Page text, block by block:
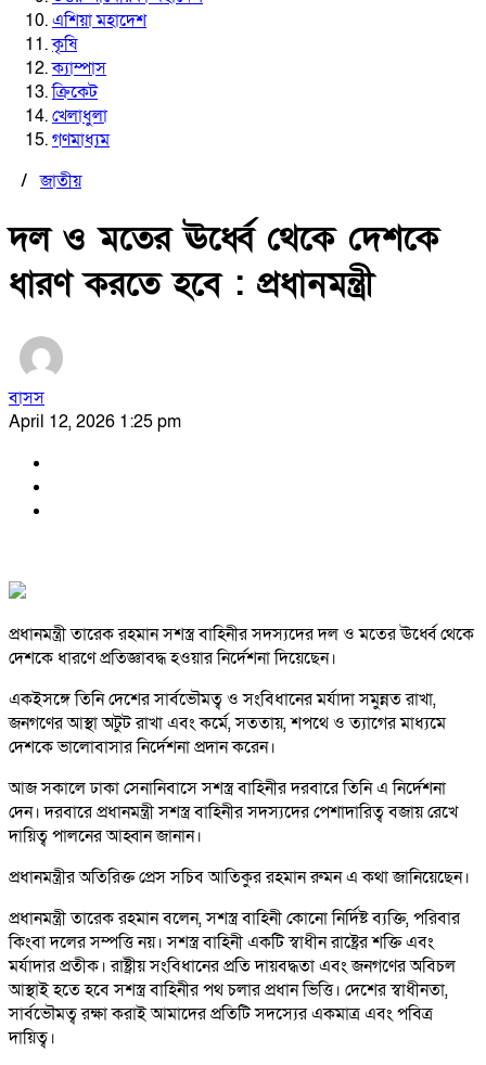
এশিয়া মহাদেশ
কৃষি
ক্যাম্পাস
ক্রিকেট
খেলাধুলা
গণমাধ্যম
/জাতীয়
দল ও মতের ঊর্ধ্বে থেকে দেশকে
ধারণ করতে হবে : প্রধানমন্ত্রী
বাসস
April 12, 2026 1:25 pm
প্রধানমন্ত্রী তারেক রহমান সশস্ত্র বাহিনীর সদস্যদের দল ও মতের ঊর্ধ্বে থেকে
দেশকে ধারণে প্রতিজ্ঞাবদ্ধ হওয়ার নির্দেশনা দিয়েছেন।
একইসঙ্গে তিনি দেশের সার্বভৌমত্ব ও সংবিধানের মর্যাদা সমুন্নত রাখা,
জনগণের আস্থা অটুট রাখা এবং কর্মে, সততায়, শপথে ও ত্যাগের মাধ্যমে
দেশকে ভালোবাসার নির্দেশনা প্রদান করেন।
আজ সকালে ঢাকা সেনানিবাসে সশস্ত্র বাহিনীর দরবারে তিনি এ নির্দেশনা
দেন। দরবারে প্রধানমন্ত্রী সশস্ত্র বাহিনীর সদস্যদের পেশাদারিত্ব বজায় রেখে
দায়িত্ব পালনের আহ্বান জানান।
প্রধানমন্ত্রীর অতিরিক্ত প্রেস সচিব আতিকুর রহমান রুমন এ কথা জানিয়েছেন।
প্রধানমন্ত্রী তারেক রহমান বলেন, সশস্ত্র বাহিনী কোনো নির্দিষ্ট ব্যক্তি, পরিবার
কিংবা দলের সম্পত্তি নয়। সশস্ত্র বাহিনী একটি স্বাধীন রাষ্ট্রের শক্তি এবং
মর্যাদার প্রতীক। রাষ্ট্রীয় সংবিধানের প্রতি দায়বদ্ধতা এবং জনগণের অবিচল
আস্থাই হতে হবে সশস্ত্র বাহিনীর পথ চলার প্রধান ভিত্তি। দেশের স্বাধীনতা,
সার্বভৌমত্ব রক্ষা করাই আমাদের প্রতিটি সদস্যের একমাত্র এবং পবিত্র
দায়িত্ব।